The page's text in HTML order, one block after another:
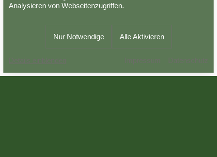
Analysieren von Webseitenzugriffen.
Nur Notwendige Alle Aktivieren
Powered by Viato Suite